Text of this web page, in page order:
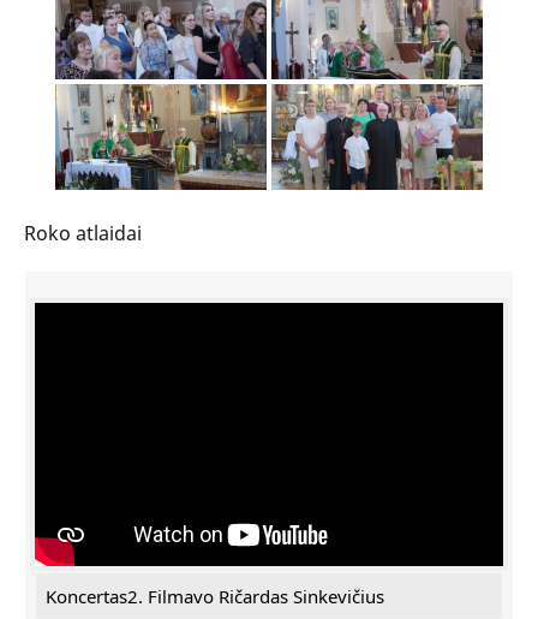
Roko atlaidai
Koncertas2. Filmavo Ričardas Sinkevičius